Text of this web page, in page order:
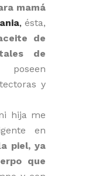
mamá
, ésta,
de
de
y
hija me
en
a piel, ya
que